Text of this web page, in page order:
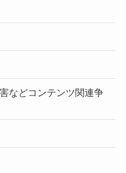
などコンテンツ関連争